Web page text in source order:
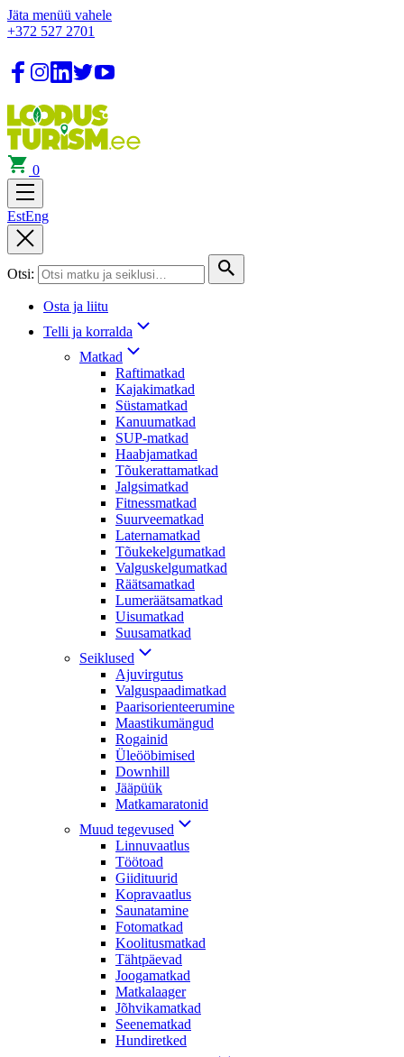
Jäta menüü vahele
+372 527 2701
0
EstEng
Otsi:
Osta ja liitu
Telli ja korralda
Matkad
Raftimatkad
Kajakimatkad
Süstamatkad
Kanuumatkad
SUP-matkad
Haabjamatkad
Tõukerattamatkad
Jalgsimatkad
Fitnessmatkad
Suurveematkad
Laternamatkad
Tõukekelgumatkad
Valguskelgumatkad
Räätsamatkad
Lumeräätsamatkad
Uisumatkad
Suusamatkad
Seiklused
Ajuvirgutus
Valguspaadimatkad
Paarisorienteerumine
Maastikumängud
Rogainid
Üleööbimised
Downhill
Jääpüük
Matkamaratonid
Muud tegevused
Linnuvaatlus
Töötoad
Giidituurid
Kopravaatlus
Saunatamine
Fotomatkad
Koolitusmatkad
Tähtpäevad
Joogamatkad
Matkalaager
Jõhvikamatkad
Seenematkad
Hundiretked